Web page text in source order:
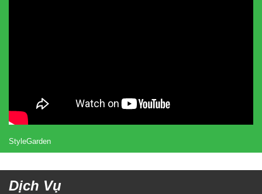
StyleGarden
Dịch Vụ